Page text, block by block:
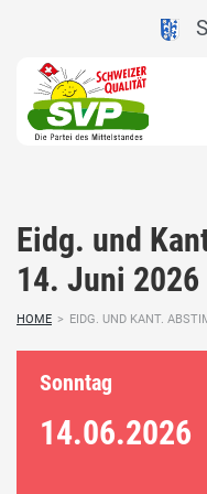
Eidg. und
14. Juni 2026
HOME > EIDG. UND KANT.
Sonntag
14.06.2026